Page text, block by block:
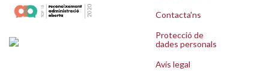
Contacta'ns
Protecció de
dades personals
Avís legal